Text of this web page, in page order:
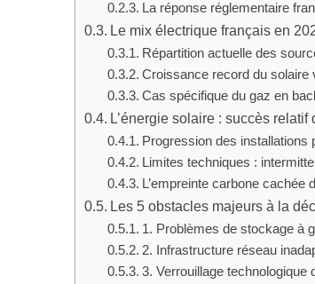
La réponse réglementaire
Le mix électrique français en
Répartition actuelle des
Croissance record du
Cas spécifique du gaz en
L’énergie solaire : succès
Progression des installations
Limites techniques :
L’empreinte carbone cachée
Les 5 obstacles majeurs à la
1. Problèmes de stockage à
2. Infrastructure réseau
3. Verrouillage technologique